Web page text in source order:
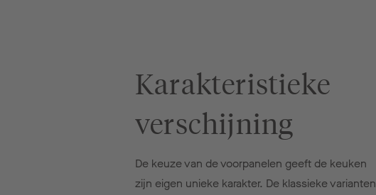
Karakteristieke
verschijning
De keuze van de voorpanelen geeft de keuken
zijn eigen unieke karakter. De klassieke varianten